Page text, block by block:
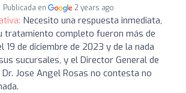
Publicada en 2 years ago
Necesito una respuesta inmediata,
tratamiento completo fueron más de
19 de diciembre de 2023 y de la nada
sucursales, y el Director General de
Dr. Jose Angel Rosas no contesta no